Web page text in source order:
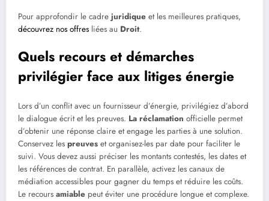
Pour approfondir le cadre juridique et les meilleures pratiques,
découvrez nos offres liées au Droit.
Quels recours et démarches
privilégier face aux litiges énergie
Lors d’un conflit avec un fournisseur d’énergie, privilégiez d’abord
le dialogue écrit et les preuves. La réclamation officielle permet
d’obtenir une réponse claire et engage les parties à une solution.
Conservez les preuves et organisez-les par date pour faciliter le
suivi. Vous devez aussi préciser les montants contestés, les dates et
les références de contrat. En parallèle, activez les canaux de
médiation accessibles pour gagner du temps et réduire les coûts.
Le recours amiable peut éviter une procédure longue et complexe.